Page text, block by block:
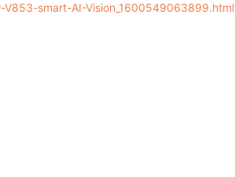
smart-AI-